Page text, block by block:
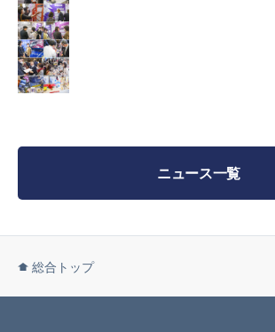
ニュース一覧
総合トップ